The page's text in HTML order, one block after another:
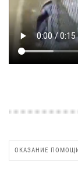
ОКАЗАНИЕ